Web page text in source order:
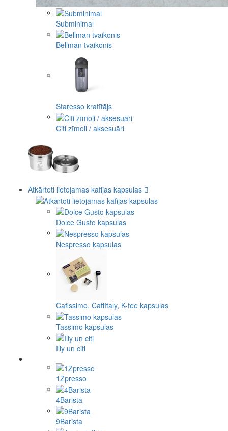
Subminimal
Bellman tvaikonis
Staresso kratītājs
Citi zīmoli / aksesuāri
Atkārtoti lietojamas kafijas kapsulas
Dolce Gusto kapsulas
Nespresso kapsulas
Cafissimo, Caffitaly, K-fee kapsulas
Tassimo kapsulas
Illy un citi
1Zpresso
4Barista
9Barista